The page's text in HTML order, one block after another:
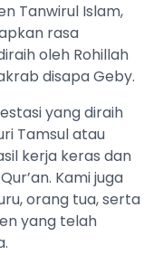
Tanwirul Islam,
rasa
oleh Rohillah
disapa Geby.
yang diraih
Tamsul atau
kerja keras dan
Kami juga
orang tua, serta
yang telah